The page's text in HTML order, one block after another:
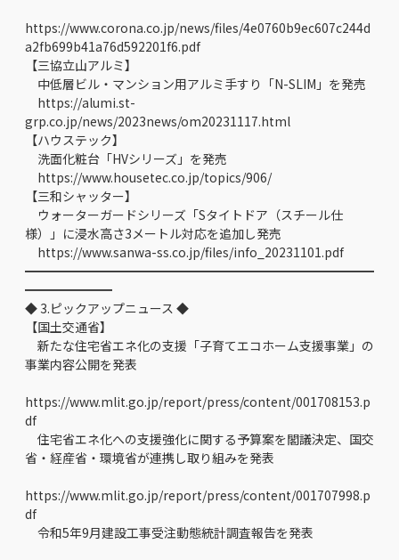
https://www.corona.co.jp/news/files/4e0760b9ec607c244d
a2fb699b41a76d592201f6.pdf
【三協立山アルミ】
中低層ビル・マンション用アルミ手すり「N-SLIM」を発売
https://alumi.st-
grp.co.jp/news/2023news/om20231117.html
【ハウステック】
洗面化粧台「HVシリーズ」を発売
https://www.housetec.co.jp/topics/906/
【三和シャッター】
ウォーターガードシリーズ「Sタイトドア（スチール仕
様）」に浸水高さ3メートル対応を追加し発売
https://www.sanwa-ss.co.jp/files/info_20231101.pdf
━━━━━━━━━━━━━━━━━━━━━━━━━━━━
━━━━━━━
◆ 3.ピックアップニュース ◆
【国土交通省】
新たな住宅省エネ化の支援「子育てエコホーム支援事業」の
事業内容公開を発表
https://www.mlit.go.jp/report/press/content/001708153.p
df
住宅省エネ化への支援強化に関する予算案を閣議決定、国交
省・経産省・環境省が連携し取り組みを発表
https://www.mlit.go.jp/report/press/content/001707998.p
df
令和5年9月建設工事受注動態統計調査報告を発表